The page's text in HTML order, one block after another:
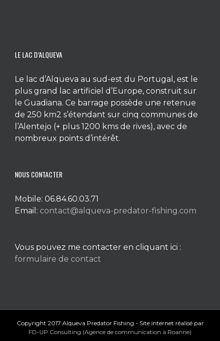
LE LAC D’ALQUEVA
Le lac d’Alqueva au sud-est du Portugal, est le
plus grand lac artificiel d’Europe, construit sur
le Guadiana. Ce barrage possède une retenue
de 250 km2 s’étendant sur cinq communes de
l’Alentejo (+ plus 1200 kms de rives), avec de
nombreux points d’intérêt.
NOUS CONTACTER
Mobile: 06.84.60.03.71
Email: contact@alqueva-predator-fishing.com
Vous pouvez me contacter en cliquant ici :
formulaire de contact
Copyright 2017 Alqueva Predator Fishing - Site internet réalisé par
FD-UP Consulting (Agence de communication à Roanne)